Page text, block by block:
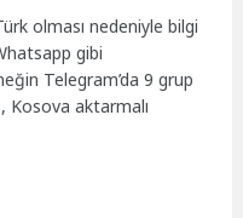
olması nedeniyle bilgi
gibi
Telegram’da 9 grup
Kosova aktarmalı